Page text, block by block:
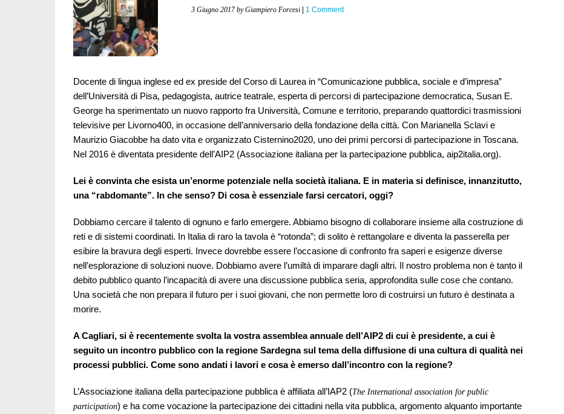
3 Giugno 2017 by Giampiero Forcesi| 1 Comment
Docente di lingua inglese ed ex preside del Corso di Laurea in “Comunicazione pubblica, sociale e d’impresa”
dell’Università di Pisa, pedagogista, autrice teatrale, esperta di percorsi di partecipazione democratica, Susan E.
George ha sperimentato un nuovo rapporto fra Università, Comune e territorio, preparando quattordici trasmissioni
televisive per Livorno400, in occasione dell’anniversario della fondazione della città. Con Marianella Sclavi e
Maurizio Giacobbe ha dato vita e organizzato Cisternino2020, uno dei primi percorsi di partecipazione in Toscana.
Nel 2016 è diventata presidente dell’AIP2 (Associazione italiana per la partecipazione pubblica, aip2italia.org).
Lei è convinta che esista un’enorme potenziale nella società italiana. E in materiasi definisce, innanzitutto,
una “rabdomante”. In che senso? Di cosa è essenziale farsi cercatori, oggi?
Dobbiamo cercare il talento di ognuno e farlo emergere. Abbiamo bisogno di collaborare insieme alla costruzione di
reti e di sistemi coordinati. In Italia di raro la tavola è “rotonda”; di solito è rettangolare e diventa la passerella per
esibire la bravura degli esperti. Invece dovrebbe essere l’occasione di confronto fra saperi e esigenze diverse
nell’esplorazione di soluzioni nuove. Dobbiamo avere l’umiltà di imparare dagli altri. Il nostro problema non è tanto il
debito pubblico quanto l’incapacità di avere una discussione pubblica seria, approfondita sulle cose che contano.
Una società che non prepara il futuro per i suoi giovani, che non permette loro di costruirsi un futuro è destinata a
morire.
A Cagliari, si è recentemente svolta la vostra assemblea annuale dell’AIP2 di cui è presidente, a cui è
seguito un incontro pubblico con la regione Sardegna sul tema della diffusione di una cultura di qualità nei
processi pubblici. Come sono andati i lavori e cosa è emerso dall’incontro con la regione?
L’Associazione italiana della partecipazione pubblica è affiliata all’IAP2 (The International association for public
participation) e ha come vocazione la partecipazione dei cittadini nella vita pubblica, argomento alquanto importante